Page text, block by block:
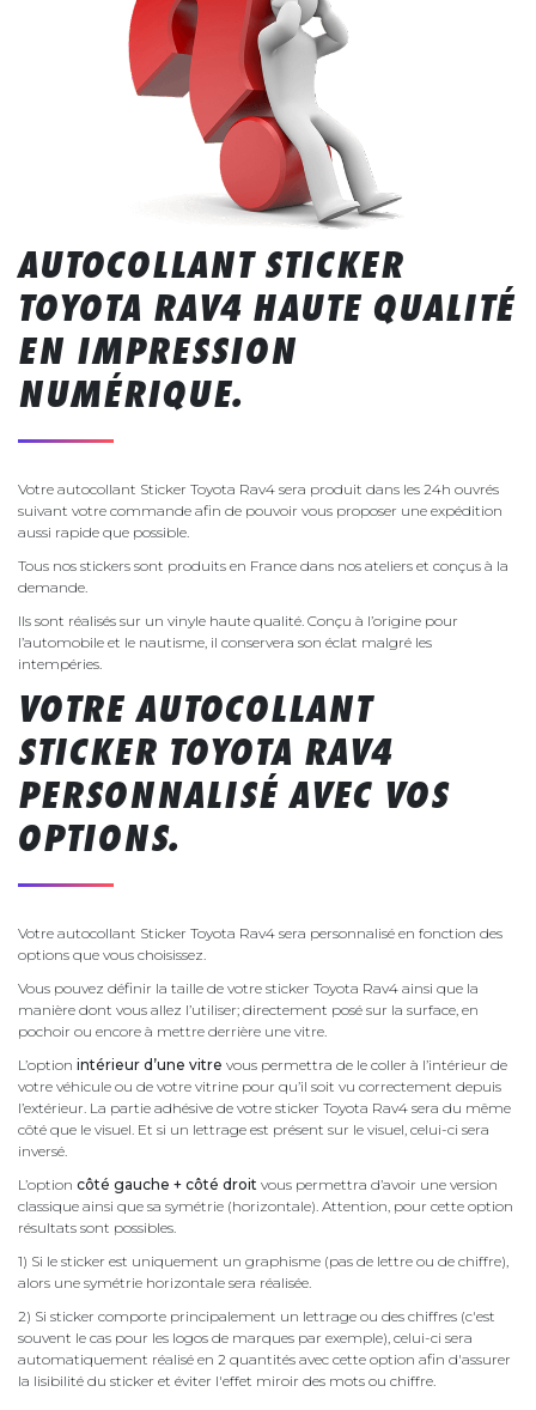
AUTOCOLLANT STICKER
TOYOTA RAV4 HAUTE QUALITÉ
EN IMPRESSION
NUMÉRIQUE.
Votre autocollant Sticker Toyota Rav4 sera produit dans les 24h ouvrés
suivant votre commande afin de pouvoir vous proposer une expédition
aussi rapide que possible.
Tous nos stickers sont produits en France dans nos ateliers et conçus à la
demande.
Ils sont réalisés sur un vinyle haute qualité. Conçu à l’origine pour
l’automobile et le nautisme, il conservera son éclat malgré les
intempéries.
VOTRE AUTOCOLLANT
STICKER TOYOTA RAV4
PERSONNALISÉ AVEC VOS
OPTIONS.
Votre autocollant Sticker Toyota Rav4 sera personnalisé en fonction des
options que vous choisissez.
Vous pouvez définir la taille de votre sticker Toyota Rav4 ainsi que la
manière dont vous allez l’utiliser; directement posé sur la surface, en
pochoir ou encore à mettre derrière une vitre.
L’option intérieur d’une vitre vous permettra de le coller à l’intérieur de
votre véhicule ou de votre vitrine pour qu’il soit vu correctement depuis
l’extérieur. La partie adhésive de votre sticker Toyota Rav4 sera du même
côté que le visuel. Et si un lettrage est présent sur le visuel, celui-ci sera
inversé.
L’option côté gauche + côté droit vous permettra d’avoir une version
classique ainsi que sa symétrie (horizontale). Attention, pour cette option
résultats sont possibles.
1) Si le sticker est uniquement un graphisme (pas de lettre ou de chiffre),
alors une symétrie horizontale sera réalisée.
2) Si sticker comporte principalement un lettrage ou des chiffres (c'est
souvent le cas pour les logos de marques par exemple), celui-ci sera
automatiquement réalisé en 2 quantités avec cette option afin d'assurer
la lisibilité du sticker et éviter l'effet miroir des mots ou chiffre.